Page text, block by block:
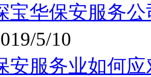
宝华保安服务
5/10
安服务业如何